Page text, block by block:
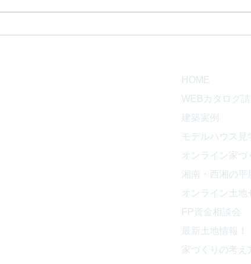
【オンライン版】賢い家づく
【オ
HOME
WEBカタログ
建築実例
モデルハウス見
オンライン家づ
湘南・西湘の平
オンライン土地
​FP資金相談会
最新土地情報！
家づくりの考え